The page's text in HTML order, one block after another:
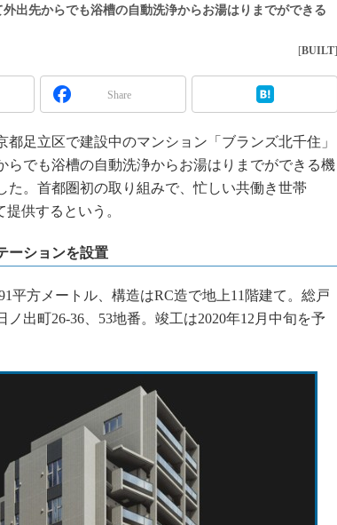
日本 ものづくりワールド 2020
IGAS2018
出先からでも浴槽の自動洗浄からお湯はりまでができる
[BUILT]
Share
足立区で建設中のマンション「ブランズ北千住」
らでも浴槽の自動洗浄からお湯はりまでができる機
た。首都圏初の取り組みで、忙しい共働き世帯
供するという。
ーションを設置
平方メートル、構造はRC造で地上11階建て。総戸
出町26-36、53地番。竣工は2020年12月中旬を予